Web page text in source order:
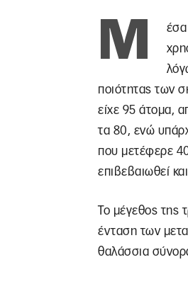
Μ
έσα
ποιότητας των
είχε 95 άτομα,
τα 80, ενώ
που μετέφερε
επιβεβαιωθεί
Το μέγεθος της
ένταση των
θαλάσσια